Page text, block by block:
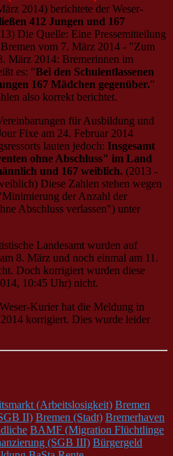
2014) berichtete der Weser-
412 Jungen und 167
Die Quelle: Eine Pressemitteilung
Bremen vom 7. März 2014 - "Zum
März 2014: Bremerinnen im
es: "Bei den Schulentlassenen
167 Mädchen gegenüber."
also korrekt berichtet.
für Ausbildung und
Fixe am 24. Februar 2014
lauten jedoch: Insgesamt
ohne Abschluss" im Land
und 167 weiblich. (2013 -
Diese Zahlen stehen wegen
der Anzahl der
Abschluss verlassen") unter
Landesamt wurden auf
8. März und noch einmal am 11.
Doch korrigiert wurden diese
10:45 Uhr) nicht.
Kurier hat die Meldung in
korrigiert. Dies wurde leider
(Arbeitslosigkeit) Bremen
II) Bremen (Stadt) Bremerhaven
BAMF (Migration Flüchtlinge
(SGB III) Bürgergeld